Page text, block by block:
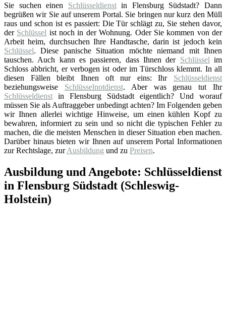
Sie suchen einen Schlüsseldienstin Flensburg Südstadt? Dann
begrüßen wir Sie auf unserem Portal. Sie bringen nur kurz den Müll
raus und schon ist es passiert: Die Tür schlägt zu, Sie stehen davor,
der Schlüssel ist noch in der Wohnung. Oder Sie kommen von der
Arbeit heim, durchsuchen Ihre Handtasche, darin ist jedoch kein
Schlüssel. Diese panische Situation möchte niemand mit Ihnen
tauschen. Auch kann es passieren, dass Ihnen der Schlüssel im
Schloss abbricht, er verbogen ist oder im Türschloss klemmt. In all
diesen Fällen bleibt Ihnen oft nur eins: Ihr Schlüsseldienst
beziehungsweise Schlüsselnotdienst. Aber was genau tut Ihr
Schlüsseldienst in Flensburg Südstadt eigentlich? Und worauf
müssen Sie als Auftraggeber unbedingt achten? Im Folgenden geben
wir Ihnen allerlei wichtige Hinweise, um einen kühlen Kopf zu
bewahren, informiert zu sein und so nicht die typischen Fehler zu
machen, die die meisten Menschen in dieser Situation eben machen.
Darüber hinaus bieten wir Ihnen auf unserem Portal Informationen
zur Rechtslage, zurAusbildung und zu Preisen.
Ausbildung und Angebote: Schlüsseldienst
in Flensburg Südstadt (Schleswig-
Holstein)